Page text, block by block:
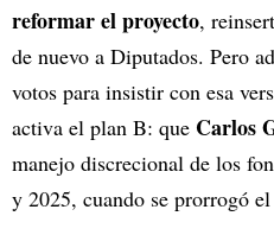
reformar el proyecto,
de nuevo a Diputados. Pero
votos para insistir con esa
activa el plan B: que Carlos
manejo discrecional de los
y 2025, cuando se prorrogó